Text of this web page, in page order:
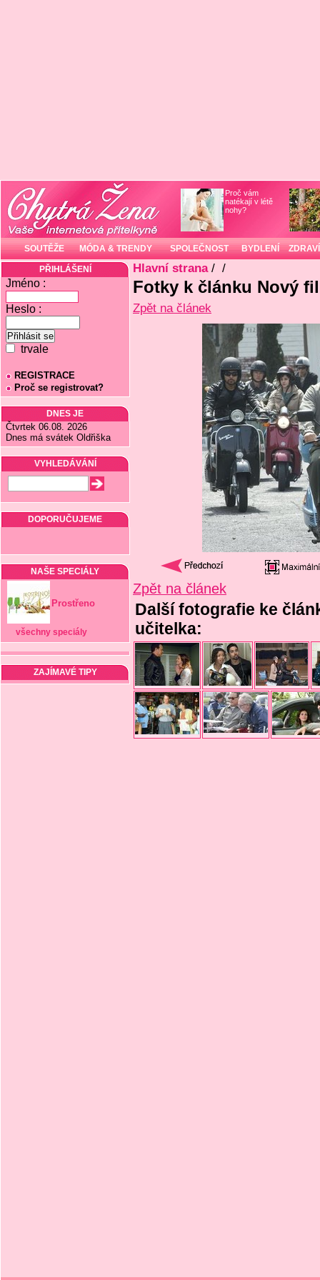
Proč vám
natékají v létě
nohy?
SOUTĚŽE MÓDA & TRENDY SPOLEČNOST BYDLENÍ ZDRAVÍ
PŘIHLÁŠENÍ
Jméno :
Heslo :
trvale
REGISTRACE
Proč se registrovat?
DNES JE
Čtvrtek 06.08. 2026
Dnes má svátek Oldřiška
VYHLEDÁVÁNÍ
DOPORUČUJEME
NAŠE SPECIÁLY
Prostřeno
všechny speciály
ZAJÍMAVÉ TIPY
Hlavní strana/ /
Fotky k článku Nový
Zpět na článek
Zpět na článek
Další fotografie ke
učitelka: